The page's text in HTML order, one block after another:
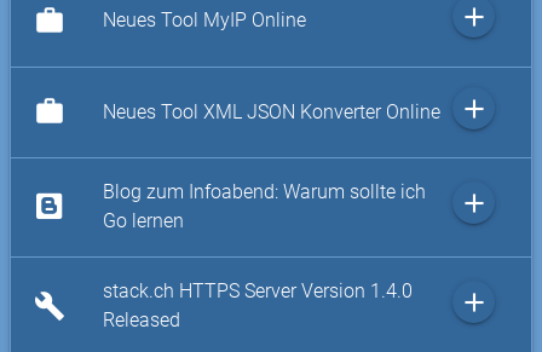
work Neues Tool MyIP Online add
work Neues Tool XML JSON Konverter Online add
Blog zum Infoabend: Warum sollte ich
Go lernen
add
build
stack.ch HTTPS Server Version 1.4.0
Released
add